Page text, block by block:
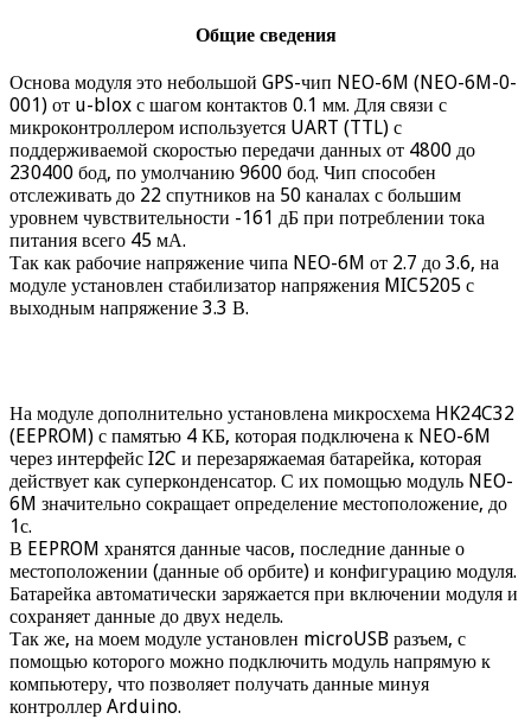
Общие сведения
Основа модуля это небольшой GPS-чип NEO-6M (NEO-6M-0-
001) от u-blox с шагом контактов 0.1 мм. Для связи с
микроконтроллером используется UART (TTL) с
поддерживаемой скоростью передачи данных от 4800 до
230400 бод, по умолчанию 9600 бод. Чип способен
отслеживать до 22 спутников на 50 каналах с большим
уровнем чувствительности -161 дБ при потреблении тока
питания всего 45 мА.
Так как рабочие напряжение чипа NEO-6M от 2.7 до 3.6, на
модуле установлен стабилизатор напряжения MIC5205 с
выходным напряжение 3.3 В.
На модуле дополнительно установлена микросхема HK24C32
(EEPROM) с памятью 4 КБ, которая подключена к NEO-6M
через интерфейс I2C и перезаряжаемая батарейка, которая
действует как суперконденсатор. С их помощью модуль NEO-
6M значительно сокращает определение местоположение, до
1с.
В EEPROM хранятся данные часов, последние данные о
местоположении (данные об орбите) и конфигурацию модуля.
Батарейка автоматически заряжается при включении модуля и
сохраняет данные до двух недель.
Так же, на моем модуле установлен microUSB разъем, с
помощью которого можно подключить модуль напрямую к
компьютеру, что позволяет получать данные минуя
контроллер Arduino.